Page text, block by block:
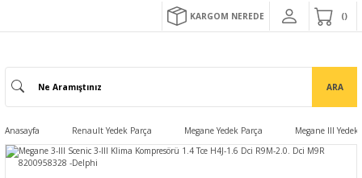
KARGOM NEREDE
ARA
Anasayfa Renault Yedek Parça Megane Yedek Parça Megane III Yedek